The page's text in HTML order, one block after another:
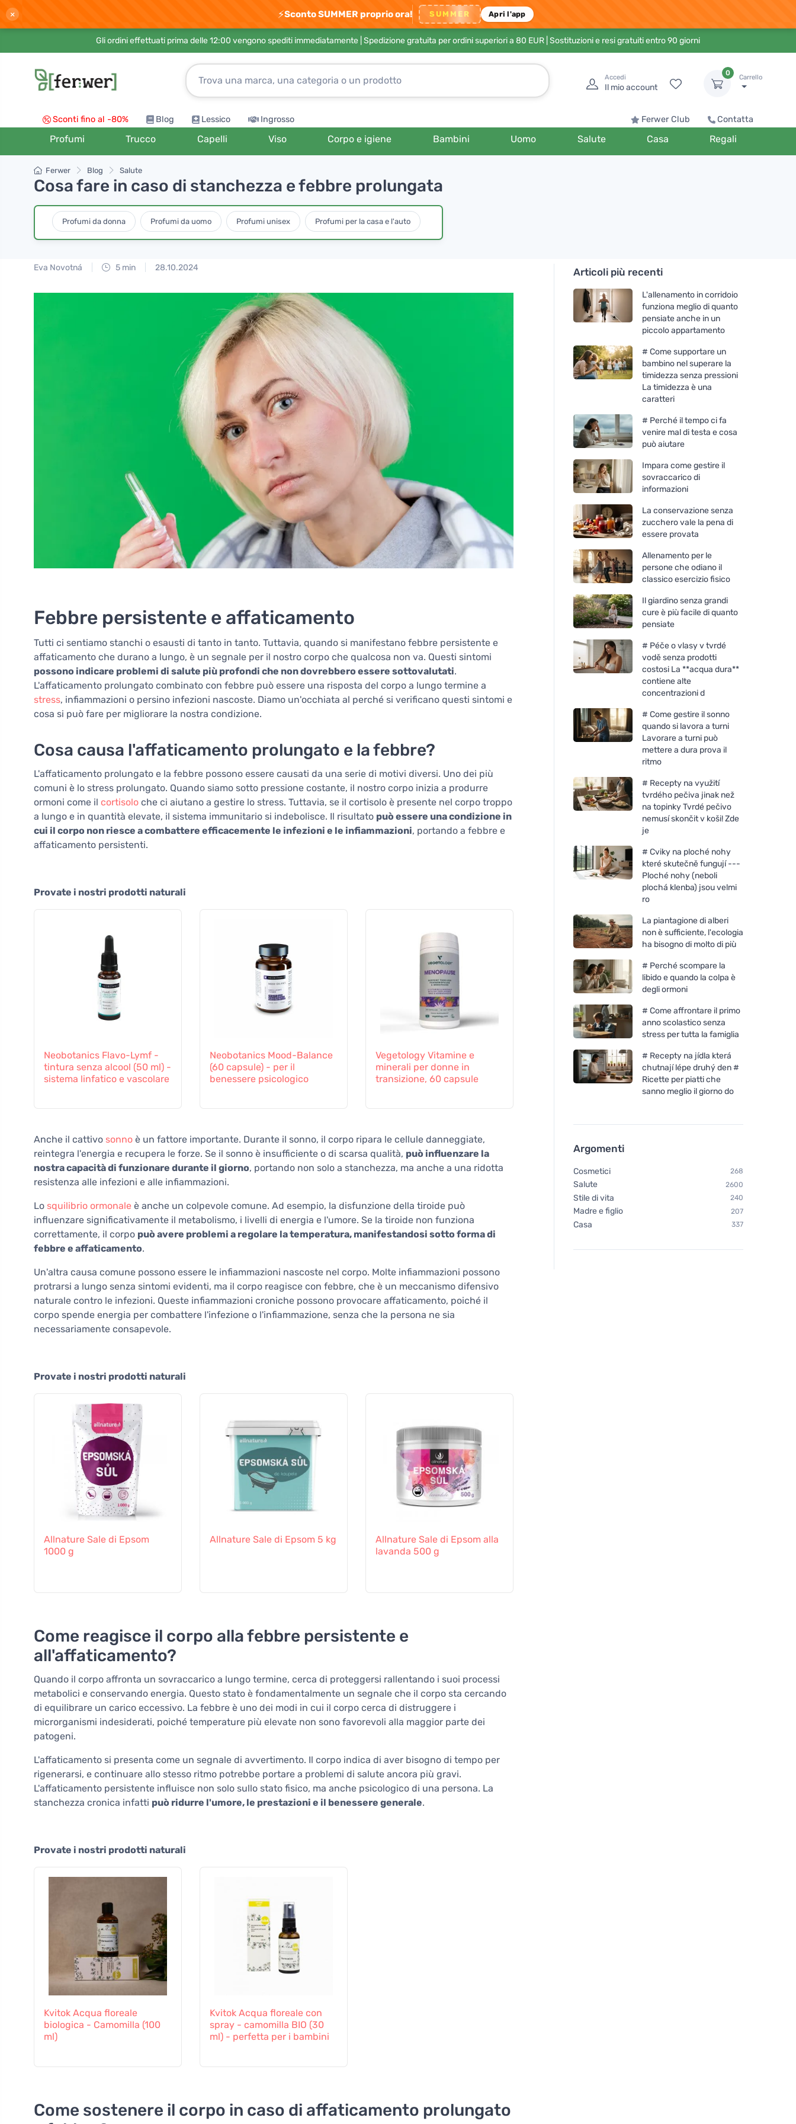
× ⚡Sconto SUMMER proprio ora! SUMMER Apri l'app
Gli ordini effettuati prima delle 12:00 vengono spediti immediatamente | Spedizione gratuita per ordini superiori a 80 EUR | Sostituzioni e resi gratuiti entro 90 giorni
Accedi
Il mio account
0
Carrello
Sconti fino al -80% Blog Lessico Ingrosso Ferwer Club Contatta
Profumi Trucco Capelli Viso Corpo e igiene Bambini Uomo Salute Casa Regali
Ferwer Blog Salute
Cosa fare in caso di stanchezza e febbre prolungata
Profumi da donna Profumi da uomo Profumi unisex Profumi per la casa e l'auto
Eva Novotná 5 min 28.10.2024
Febbre persistente e affaticamento
Tutti ci sentiamo stanchi o esausti di tanto in tanto. Tuttavia, quando si manifestano febbre persistente e
affaticamento che durano a lungo, è un segnale per il nostro corpo che qualcosa non va. Questi sintomi
possono indicare problemi di salute più profondi che non dovrebbero essere sottovalutati.
L'affaticamento prolungato combinato con febbre può essere una risposta del corpo a lungo termine a
stress, infiammazioni o persino infezioni nascoste. Diamo un'occhiata al perché si verificano questi sintomi e
cosa si può fare per migliorare la nostra condizione.
Cosa causa l'affaticamento prolungato e la febbre?
L'affaticamento prolungato e la febbre possono essere causati da una serie di motivi diversi. Uno dei più
comuni è lo stress prolungato. Quando siamo sotto pressione costante, il nostro corpo inizia a produrre
ormoni come il cortisolo che ci aiutano a gestire lo stress. Tuttavia, se il cortisolo è presente nel corpo troppo
a lungo e in quantità elevate, il sistema immunitario si indebolisce. Il risultato può essere una condizione in
cui il corpo non riesce a combattere efficacemente le infezioni e le infiammazioni, portando a febbre e
affaticamento persistenti.
Provate i nostri prodotti naturali
Neobotanics Flavo-Lymf -
tintura senza alcool (50 ml) -
sistema linfatico e vascolare
Neobotanics Mood-Balance
(60 capsule) - per il
benessere psicologico
Vegetology Vitamine e
minerali per donne in
transizione, 60 capsule
Cytoplan METHYL FACTORS
- B1 Betaina B2 B6 Acido
folico (L-metilfolato)
Vitamina B12 e Zinco, 60
Cytoplan
folico in forma
capsule
Anche il cattivo sonno è un fattore importante. Durante il sonno, il corpo ripara le cellule danneggiate,
reintegra l'energia e recupera le forze. Se il sonno è insufficiente o di scarsa qualità, può influenzare la
nostra capacità di funzionare durante il giorno, portando non solo a stanchezza, ma anche a una ridotta
resistenza alle infezioni e alle infiammazioni.
Lo squilibrio ormonale è anche un colpevole comune. Ad esempio, la disfunzione della tiroide può
influenzare significativamente il metabolismo, i livelli di energia e l'umore. Se la tiroide non funziona
correttamente, il corpo può avere problemi a regolare la temperatura, manifestandosi sotto forma di
febbre e affaticamento.
Un'altra causa comune possono essere le infiammazioni nascoste nel corpo. Molte infiammazioni possono
protrarsi a lungo senza sintomi evidenti, ma il corpo reagisce con febbre, che è un meccanismo difensivo
naturale contro le infezioni. Queste infiammazioni croniche possono provocare affaticamento, poiché il
corpo spende energia per combattere l'infezione o l'infiammazione, senza che la persona ne sia
necessariamente consapevole.
Provate i nostri prodotti naturali
Allnature Sale di Epsom
1000 g
Allnature Sale di Epsom 5 kg
Allnature Sale di Epsom alla
lavanda 500 g
Come reagisce il corpo alla febbre persistente e
all'affaticamento?
Quando il corpo affronta un sovraccarico a lungo termine, cerca di proteggersi rallentando i suoi processi
metabolici e conservando energia. Questo stato è fondamentalmente un segnale che il corpo sta cercando
di equilibrare un carico eccessivo. La febbre è uno dei modi in cui il corpo cerca di distruggere i
microrganismi indesiderati, poiché temperature più elevate non sono favorevoli alla maggior parte dei
patogeni.
L'affaticamento si presenta come un segnale di avvertimento. Il corpo indica di aver bisogno di tempo per
rigenerarsi, e continuare allo stesso ritmo potrebbe portare a problemi di salute ancora più gravi.
L'affaticamento persistente influisce non solo sullo stato fisico, ma anche psicologico di una persona. La
stanchezza cronica infatti può ridurre l'umore, le prestazioni e il benessere generale.
Provate i nostri prodotti naturali
Kvitok Acqua floreale
biologica - Camomilla (100
ml)
Kvitok Acqua floreale con
spray - camomilla BIO (30
ml) - perfetta per i bambini
Come sostenere il corpo in caso di affaticamento prolungato
Articoli più recenti
L'allenamento in corridoio
funziona meglio di quanto
pensiate anche in un
piccolo appartamento
# Come supportare un
bambino nel superare la
timidezza senza pressioni
La timidezza è una
caratteri
# Perché il tempo ci fa
venire mal di testa e cosa
può aiutare
Impara come gestire il
sovraccarico di
informazioni
La conservazione senza
zucchero vale la pena di
essere provata
Allenamento per le
persone che odiano il
classico esercizio fisico
Il giardino senza grandi
cure è più facile di quanto
pensiate
# Péče o vlasy v tvrdé
vodě senza prodotti
costosi La **acqua dura**
contiene alte
concentrazioni d
# Come gestire il sonno
quando si lavora a turni
Lavorare a turni può
mettere a dura prova il
ritmo
# Recepty na využití
tvrdého pečiva jinak než
na topinky Tvrdé pečivo
nemusí skončit v koši! Zde
je
# Cviky na ploché nohy
které skutečně fungují ---
Ploché nohy (neboli
plochá klenba) jsou velmi
ro
La piantagione di alberi
non è sufficiente, l'ecologia
ha bisogno di molto di più
# Perché scompare la
libido e quando la colpa è
degli ormoni
# Come affrontare il primo
anno scolastico senza
stress per tutta la famiglia
# Recepty na jídla která
chutnají lépe druhý den #
Ricette per piatti che
sanno meglio il giorno do
Argomenti
Cosmetici 268
Salute 2600
Stile di vita 240
Madre e figlio 207
Casa 337